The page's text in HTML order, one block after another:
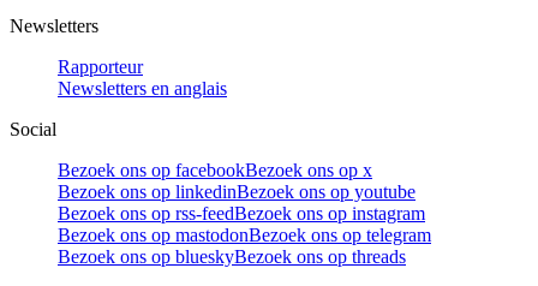
Newsletters
Rapporteur
Newsletters en anglais
Social
Bezoek ons op facebookBezoek ons op x
Bezoek ons op linkedinBezoek ons op youtube
Bezoek ons op rss-feedBezoek ons op instagram
Bezoek ons op mastodonBezoek ons op telegram
Bezoek ons op blueskyBezoek ons op threads